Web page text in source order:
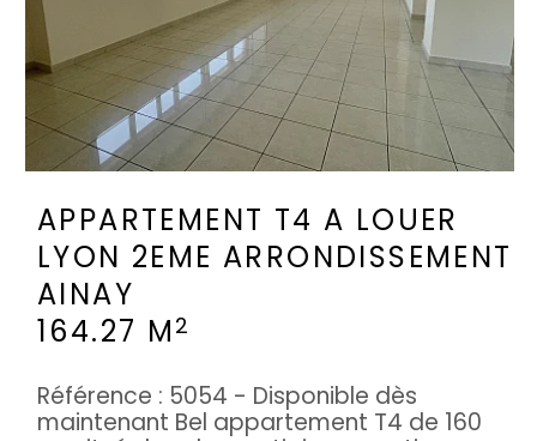
APPARTEMENT T4 A LOUER
LYON 2EME ARRONDISSEMENT
AINAY
164.27 M 2
Référence : 5054 - Disponible dès
maintenant Bel appartement T4 de 160